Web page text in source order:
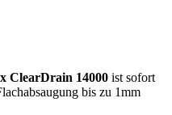
ClearDrain 14000 ist sofort
bis zu 1mm